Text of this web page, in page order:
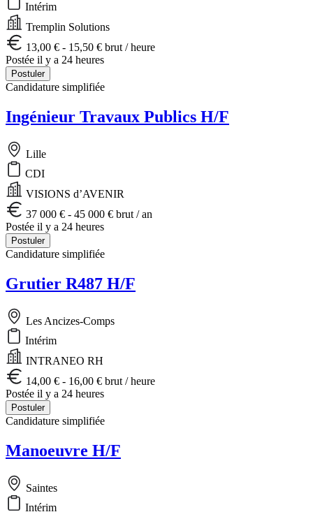
Intérim
Tremplin Solutions
13,00 € - 15,50 € brut / heure
Postée il y a 24 heures
Postuler
Candidature simplifiée
Ingénieur Travaux Publics H/F
Lille
CDI
VISIONS d’AVENIR
37 000 € - 45 000 € brut / an
Postée il y a 24 heures
Postuler
Candidature simplifiée
Grutier R487 H/F
Les Ancizes-Comps
Intérim
INTRANEO RH
14,00 € - 16,00 € brut / heure
Postée il y a 24 heures
Postuler
Candidature simplifiée
Manoeuvre H/F
Saintes
Intérim